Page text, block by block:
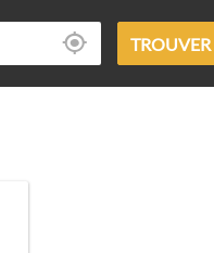
TROUVER